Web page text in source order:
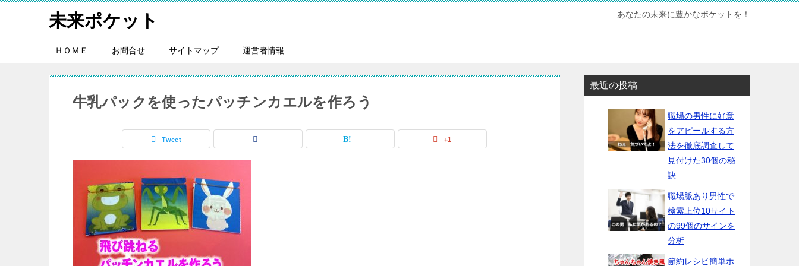
未来ポケット あなたの未来に豊かなポケットを！
ＨＯＭＥ お問合せ サイトマップ 運営者情報
牛乳パックを使ったパッチンカエルを作ろう
Tweet +1
最近の投稿
職場の男性に好意
をアピールする方
法を徹底調査して
見付けた30個の秘
訣
職場脈あり男性で
検索上位10サイト
の99個のサインを
分析
節約レシピ簡単ホ